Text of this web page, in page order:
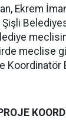
Ekrem
meclise
Koordinatör